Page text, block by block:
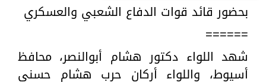
بحضور قائد قوات الدفاع الشعبي والعسكري
======
شهد اللواء دكتور هشام أبوالنصر، محافظ
أسيوط، واللواء أركان حرب هشام حسني